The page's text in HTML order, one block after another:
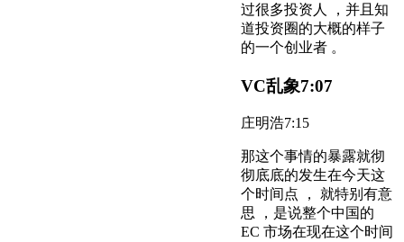
过很多投资人 ，并且知
道投资圈的大概的样子
的一个创业者 。
VC乱象7:07
庄明浩7:15
那这个事情的暴露就彻
彻底底的发生在今天这
个时间点 ， 就特别有意
思 ，是说整个中国的
EC 市场在现在这个时间